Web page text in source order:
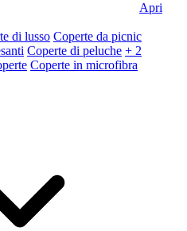
Apri
di lusso Coperte da picnic
Coperte di peluche + 2
Coperte in microfibra